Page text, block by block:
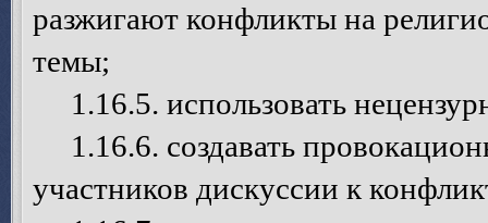
разжигают конфликты на
темы;
1.16.5. использовать
1.16.6. создавать
участников дискуссии к